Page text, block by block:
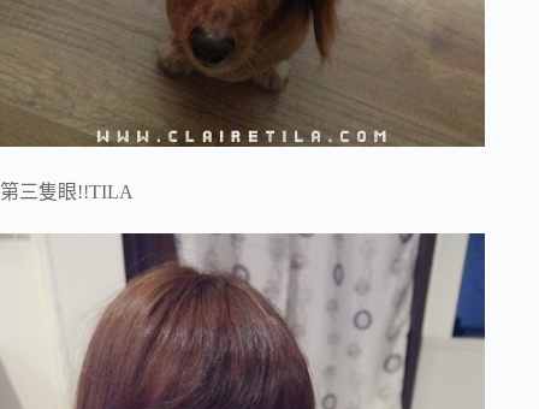
第三隻眼!!TILA